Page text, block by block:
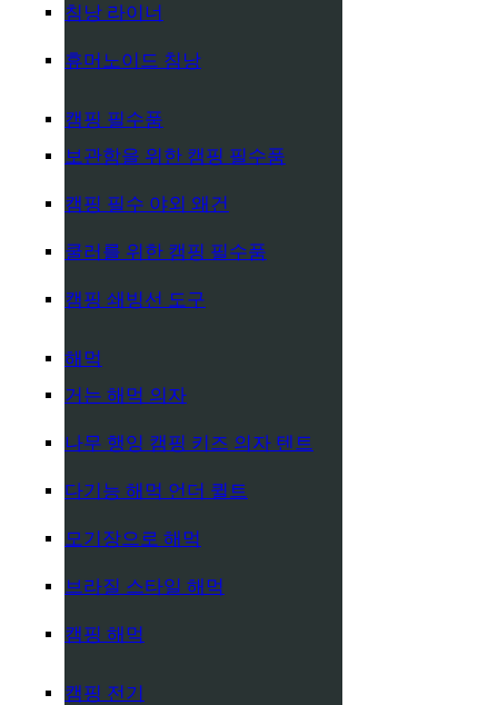
침낭 라이너
휴머노이드 침낭
캠핑 필수품
보관함을 위한 캠핑 필수품
캠핑 필수 야외 왜건
쿨러를 위한 캠핑 필수품
캠핑 쇄빙선 도구
해먹
거는 해먹 의자
나무 행잉 캠핑 키즈 의자 텐트
다기능 해먹 언더 퀼트
모기장으로 해먹
브라질 스타일 해먹
캠핑 해먹
캠핑 전기